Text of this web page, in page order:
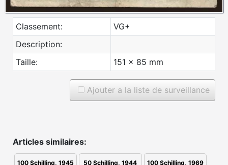
Classement:
VG+
Description:
Taille:
151 x 85 mm
Ajouter a la liste de surveillance
Articles similaires:
100 Schilling, 1945 50 Schilling, 1944 100 Schilling, 1969